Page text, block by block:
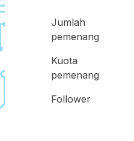
Jumlah
pemenang
Kuota
pemenang
Follower